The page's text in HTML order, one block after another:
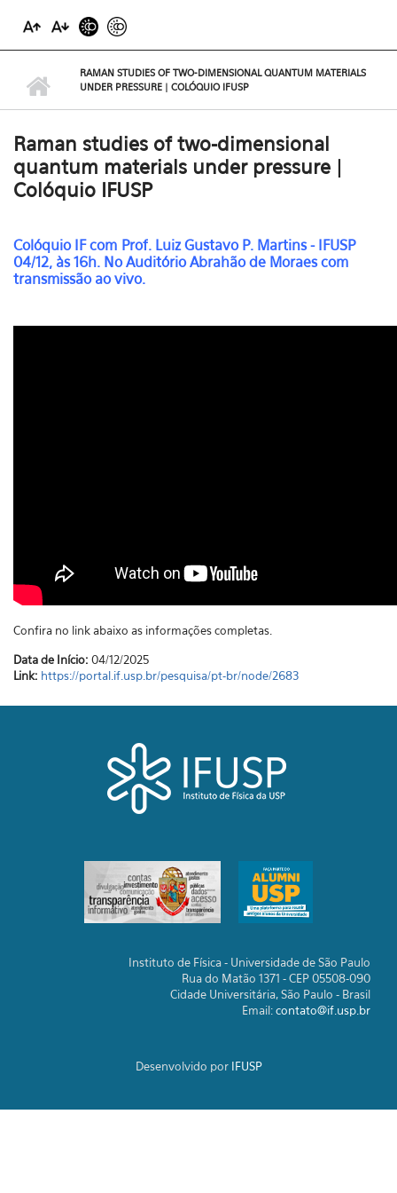
RAMAN STUDIES OF TWO-DIMENSIONAL QUANTUM MATERIALS
UNDER PRESSURE | COLÓQUIO IFUSP
Raman studies of two-dimensional
quantum materials under pressure |
Colóquio IFUSP
Colóquio IF com Prof. Luiz Gustavo P. Martins - IFUSP
04/12, às 16h. No Auditório Abrahão de Moraes com
transmissão ao vivo.
Confira no link abaixo as informações completas.
Data de Início: 04/12/2025
Link: https://portal.if.usp.br/pesquisa/pt-br/node/2683
Instituto de Física - Universidade de São Paulo
Rua do Matão 1371 - CEP 05508-090
Cidade Universitária, São Paulo - Brasil
Email:contato@if.usp.br
Desenvolvido por IFUSP